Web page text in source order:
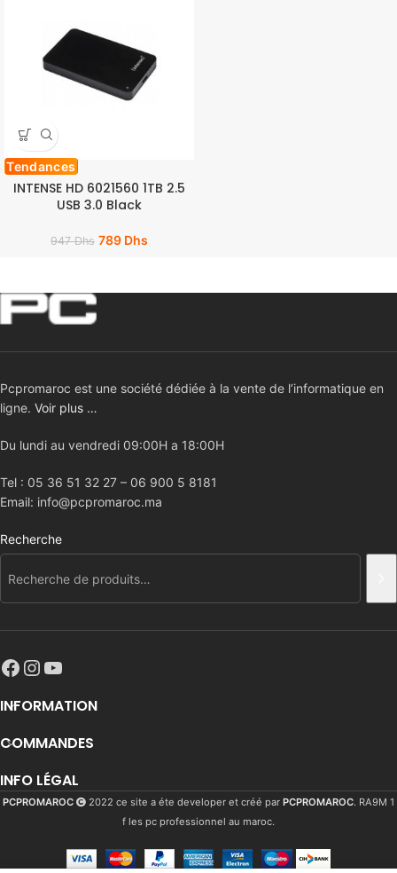
Tendances
INTENSE HD 6021560 1TB 2.5
USB 3.0 Black
947Dhs 789 Dhs
Pcpromaroc est une société dédiée à la vente de l’informatique en
ligne. Voir plus …
Du lundi au vendredi 09:00H a 18:00H
Tel : 05 36 51 32 27 – 06 900 5 8181
Email: info@pcpromaroc.ma
Recherche
INFORMATION
COMMANDES
INFO LÉGAL
PCPROMAROC 2022 ce site a éte developer et créé par PCPROMAROC. RA9M 1
f les pc professionnel au maroc.